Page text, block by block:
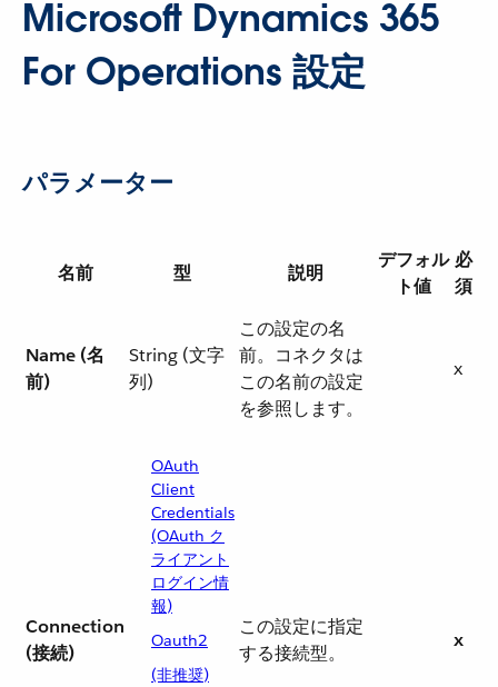
Microsoft Dynamics 365
For Operations 設定
パラメーター
名前 型 説明
デフォル
ト値
必
須
Name (名
前)
String (文字
列)
この設定の名
前。コネクタは
この名前の設定
を参照します。
x
Connection
(接続)
OAuth
Client
Credentials
(OAuth ク
ライアント
ログイン情
報)
Oauth2
(非推奨)
この設定に指定
する接続型。
x